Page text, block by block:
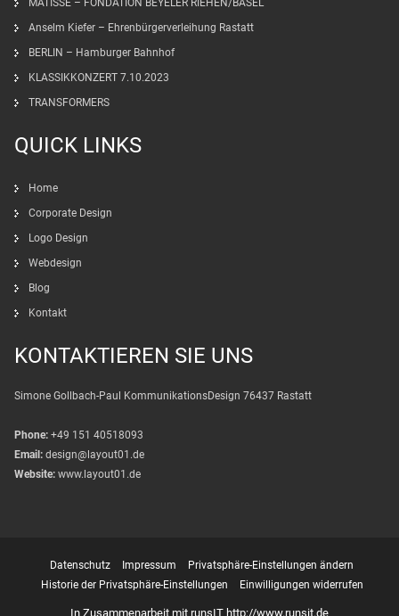
MATISSE – FONDATION BEYELER RIEHEN/BASEL
Anselm Kiefer – Ehrenbürgerverleihung Rastatt
BERLIN – Hamburger Bahnhof
KLASSIKKONZERT 7.10.2023
TRANSFORMERS
QUICK LINKS
Home
Corporate Design
Logo Design
Webdesign
Blog
Kontakt
KONTAKTIEREN SIE UNS
Simone Gollbach-Paul KommunikationsDesign 76437 Rastatt
Phone:+49 151 40518093
Email: design@layout01.de
Website:www.layout01.de
Datenschutz Impressum
Privatsphäre-Einstellungen ändern
Historie der Privatsphäre-Einstellungen
Einwilligungen widerrufen
In Zusammenarbeit mit runsIT http://www.runsit.de